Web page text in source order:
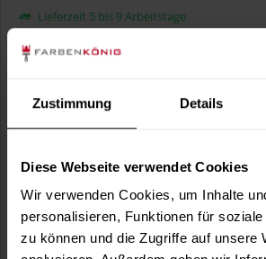
Zustimmung Details
Diese Webseite verwendet Cookies
Wir verwenden Cookies, um Inhalte
personalisieren, Funktionen für
zu können und die Zugriffe auf unsere
Lieferzeit 5 bis 9 Arbeitstage
Liter:
Merken Fragen zum Artikel?